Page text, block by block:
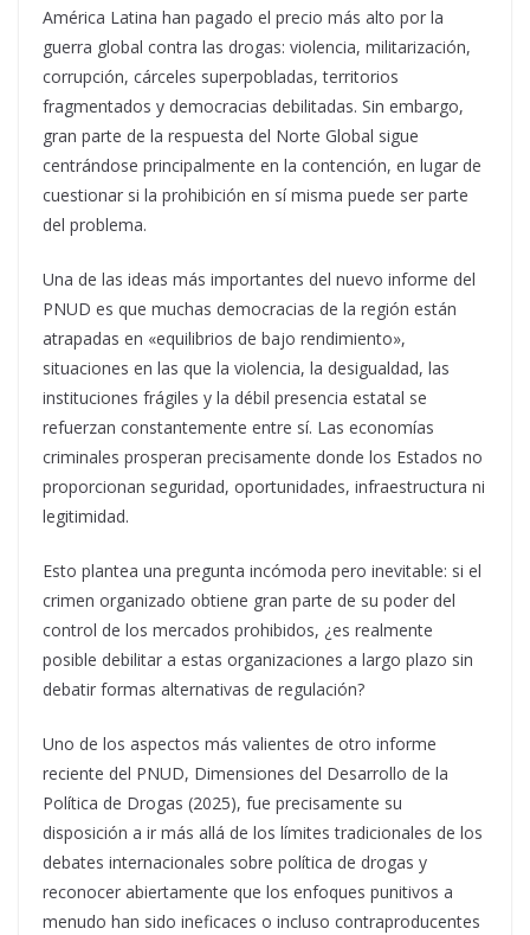
América Latina han pagado el precio más alto por la
guerra global contra las drogas: violencia, militarización,
corrupción, cárceles superpobladas, territorios
fragmentados y democracias debilitadas. Sin embargo,
gran parte de la respuesta del Norte Global sigue
centrándose principalmente en la contención, en lugar de
cuestionar si la prohibición en sí misma puede ser parte
del problema.
Una de las ideas más importantes del nuevo informe del
PNUD es que muchas democracias de la región están
atrapadas en «equilibrios de bajo rendimiento»,
situaciones en las que la violencia, la desigualdad, las
instituciones frágiles y la débil presencia estatal se
refuerzan constantemente entre sí. Las economías
criminales prosperan precisamente donde los Estados no
proporcionan seguridad, oportunidades, infraestructura ni
legitimidad.
Esto plantea una pregunta incómoda pero inevitable: si el
crimen organizado obtiene gran parte de su poder del
control de los mercados prohibidos, ¿es realmente
posible debilitar a estas organizaciones a largo plazo sin
debatir formas alternativas de regulación?
Uno de los aspectos más valientes de otro informe
reciente del PNUD, Dimensiones del Desarrollo de la
Política de Drogas (2025), fue precisamente su
disposición a ir más allá de los límites tradicionales de los
debates internacionales sobre política de drogas y
reconocer abiertamente que los enfoques punitivos a
menudo han sido ineficaces o incluso contraproducentes